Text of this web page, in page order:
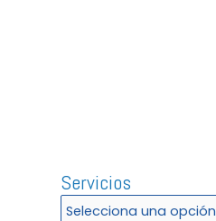
Servicios